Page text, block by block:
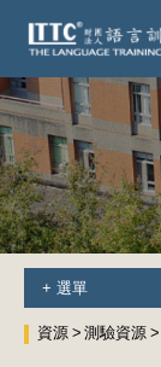
+ 選單
資源 測驗資源